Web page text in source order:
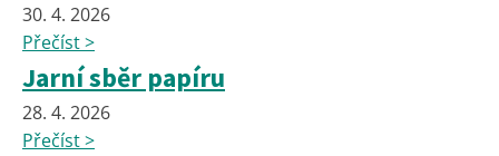
30. 4. 2026
Přečíst >
Jarní sběr papíru
28. 4. 2026
Přečíst >